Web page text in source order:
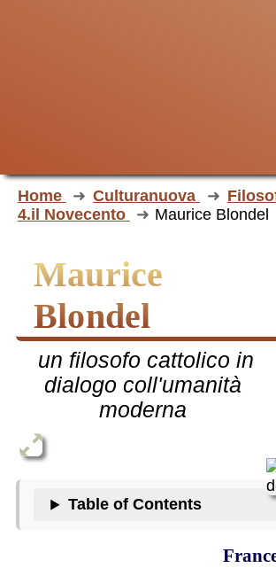
Home Culturanuova
4.il Novecento
Maurice Blondel
Maurice
Blondel
un filosofo cattolico in
dialogo coll'umanità
moderna
Table of Contents